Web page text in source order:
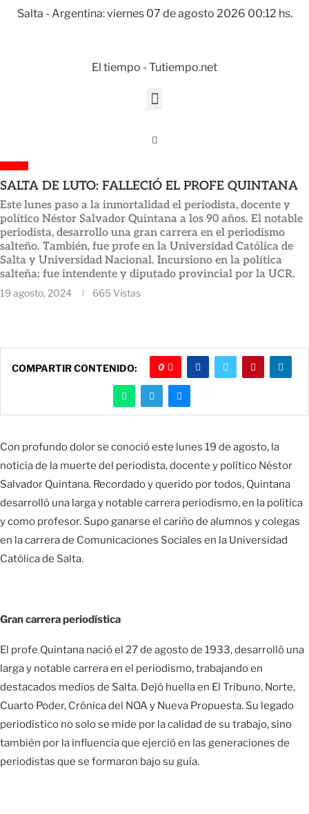
Salta - Argentina: viernes 07 de agosto 2026 00:12 hs.
El tiempo - Tutiempo.net
SALTA DE LUTO: FALLECIÓ EL PROFE QUINTANA
Este lunes paso a la inmortalidad el periodista, docente y
político Néstor Salvador Quintana a los 90 años. El notable
periodista, desarrollo una gran carrera en el periodismo
salteño. También, fue profe en la Universidad Católica de
Salta y Universidad Nacional. Incursiono en la política
salteña: fue intendente y diputado provincial por la UCR.
19 agosto, 2024 665 Vistas
COMPARTIR CONTENIDO: 0
Con profundo dolor se conoció este lunes 19 de agosto, la
noticia de la muerte del periodista, docente y político Néstor
Salvador Quintana. Recordado y querido por todos, Quintana
desarrolló una larga y notable carrera periodismo, en la política
y como profesor. Supo ganarse el cariño de alumnos y colegas
en la carrera de Comunicaciones Sociales en la Universidad
Católica de Salta.
Gran carrera periodística
El profe Quintana nació el 27 de agosto de 1933, desarrolló una
larga y notable carrera en el periodismo, trabajando en
destacados medios de Salta. Dejó huella en El Tribuno, Norte,
Cuarto Poder, Crónica del NOA y Nueva Propuesta. Su legado
periodístico no solo se mide por la calidad de su trabajo, sino
también por la influencia que ejerció en las generaciones de
periodistas que se formaron bajo su guía.